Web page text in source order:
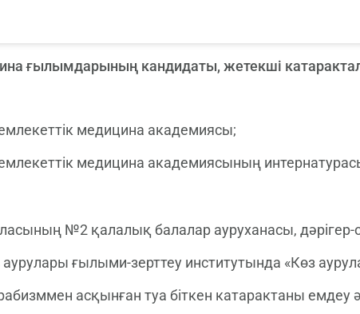
ғылымдарының кандидаты, жетекші
медицина академиясы;
медицина академиясының
№2 қалалық балалар ауруханасы, дәрігер-
ғылыми-зерттеу институтында «Көз
асқынған туа біткен катарактаны